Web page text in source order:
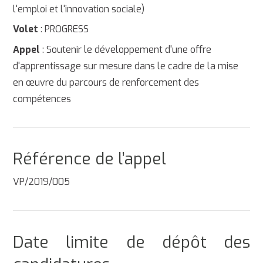
l'emploi et l'innovation sociale)
Volet : PROGRESS
Appel : Soutenir le développement d'une offre
d'apprentissage sur mesure dans le cadre de la mise
en œuvre du parcours de renforcement des
compétences
Référence de l’appel
VP/2019/005
Date limite de dépôt des